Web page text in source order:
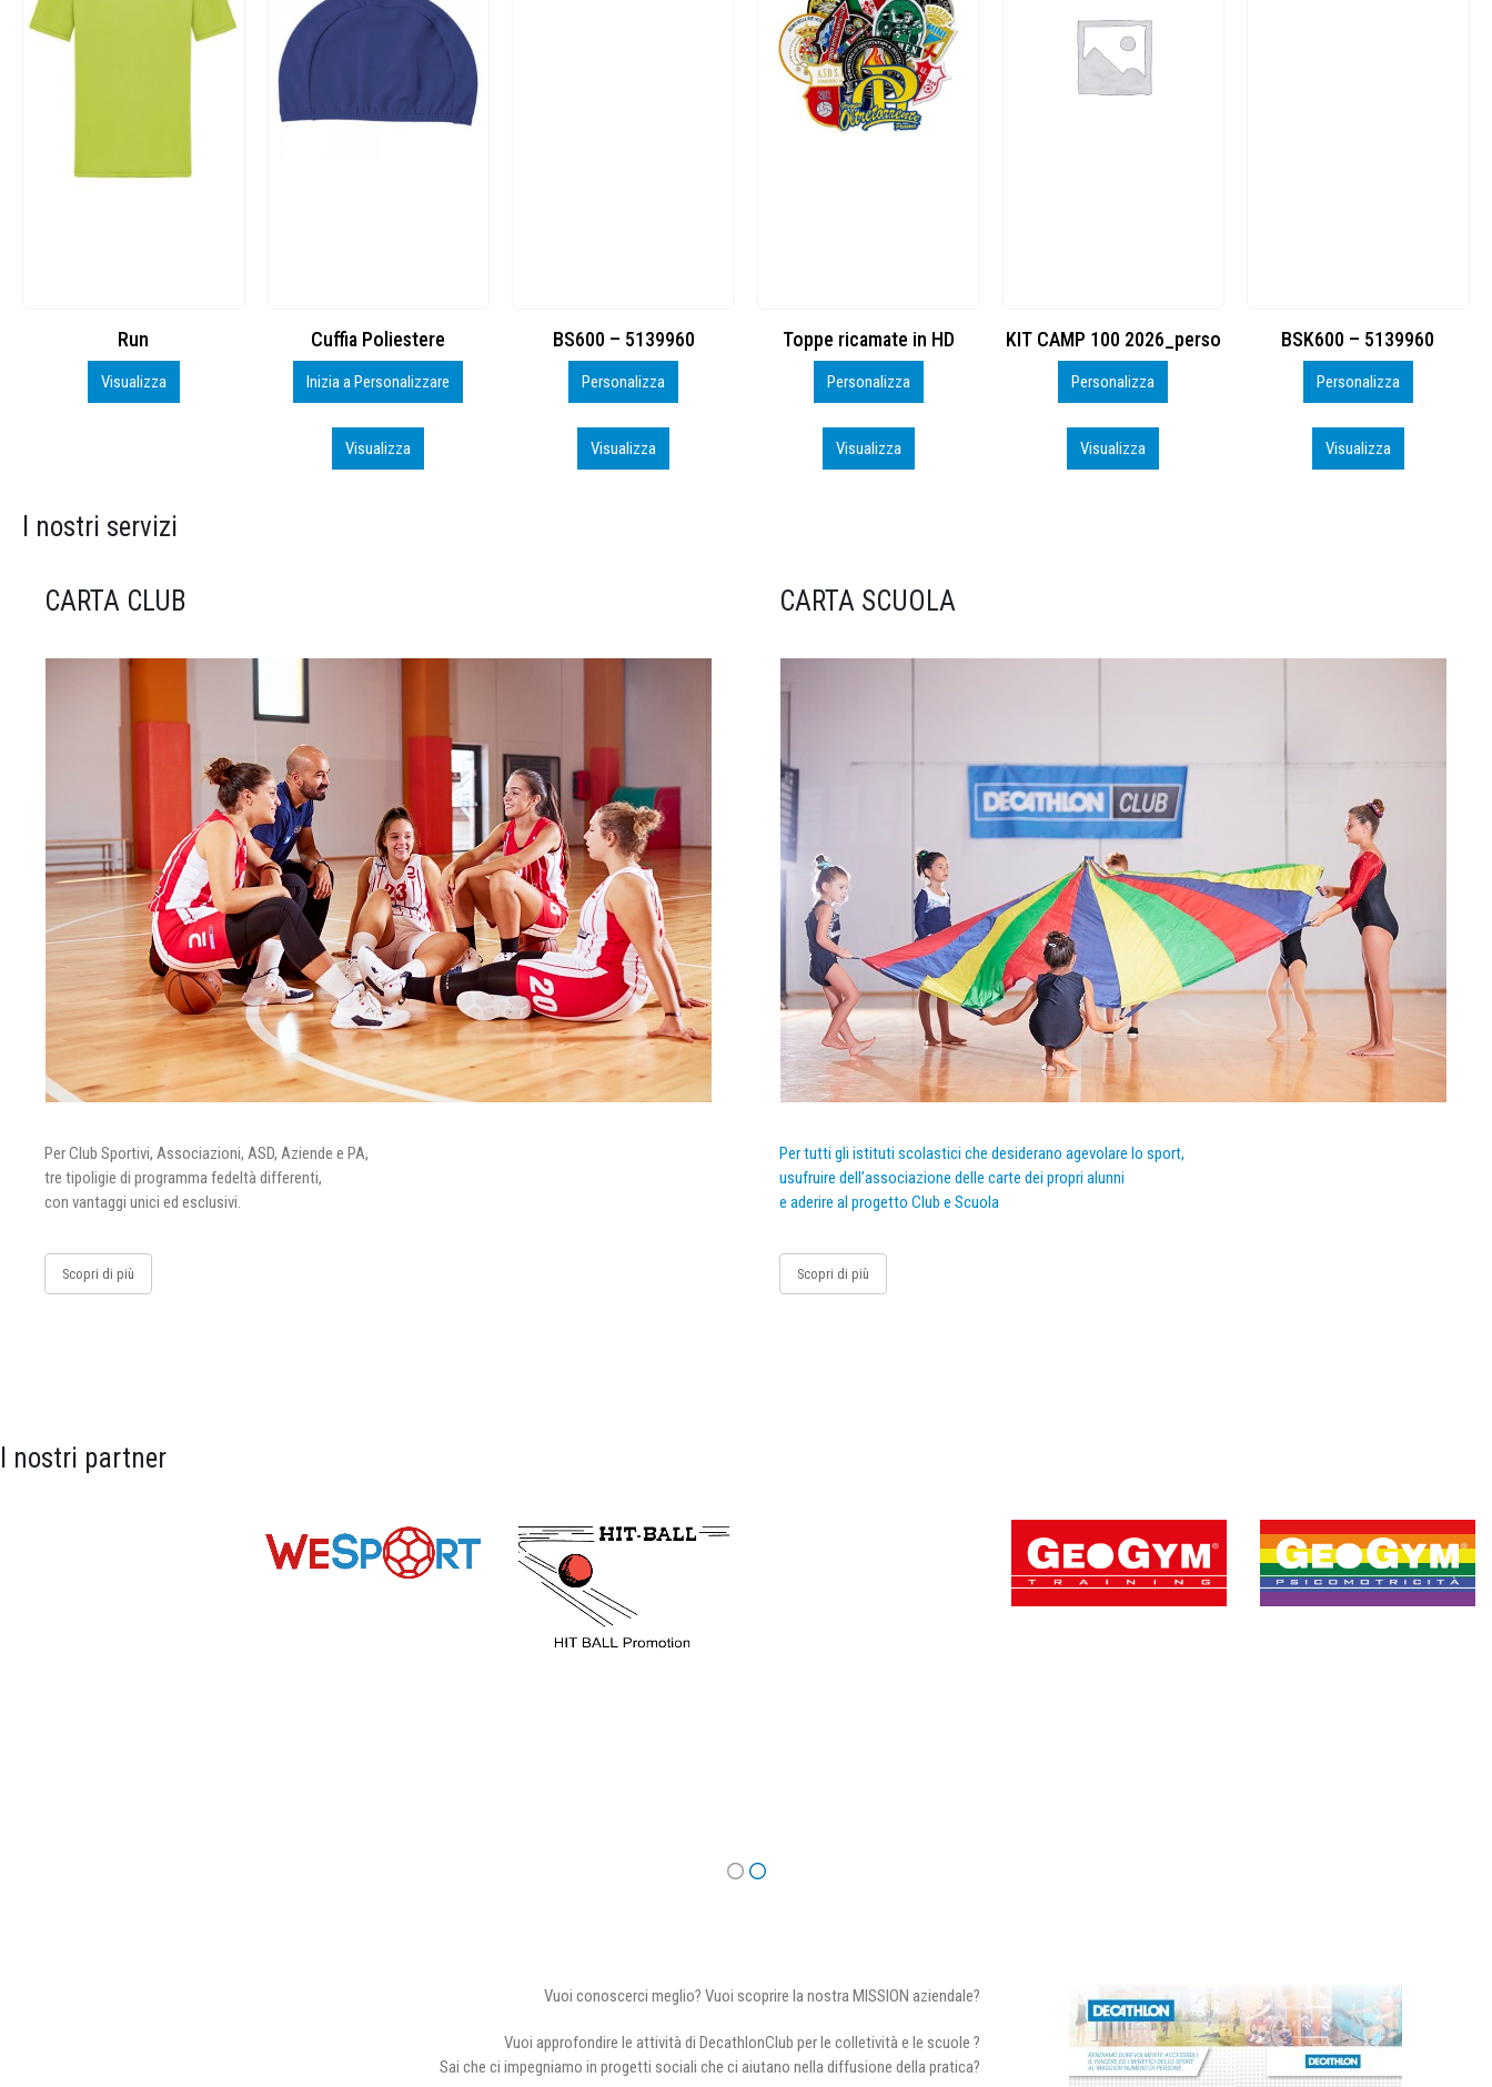
Cuffia Poliestere
Inizia a Personalizzare
BS600 – 5139960
Personalizza
Visualizza
Toppe ricamate in HD
Personalizza
Visualizza
KIT CAMP 100 2026_perso
Personalizza
Visualizza
BSK600 – 5139960
Personalizza
Visualizza
DTF
Personalizza
Visualizza
I nostri servizi
CARTA CLUB
Per Club Sportivi, Associazioni, ASD, Aziende e PA,
tre tipoligie di programma fedeltà differenti,
con vantaggi unici ed esclusivi.
Scopri di più
CARTA SCUOLA
Per tutti gli istituti scolastici che desiderano agevolare lo sport,
usufruire dell’associazione delle carte dei propri alunni
e aderire al progetto Club e Scuola
Scopri di più
I nostri partner
Vuoi conoscerci meglio? Vuoi scoprire la nostra MISSION aziendale?
Vuoi approfondire le attività di DecathlonClub per le colletività e le scuole ?
Sai che ci impegniamo in progetti sociali che ci aiutano nella diffusione della pratica?